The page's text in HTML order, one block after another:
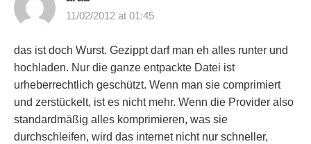
11/02/2012 at 01:45
das ist doch Wurst. Gezippt darf man eh alles runter und
hochladen. Nur die ganze entpackte Datei ist
urheberrechtlich geschützt. Wenn man sie comprimiert
und zerstückelt, ist es nicht mehr. Wenn die Provider also
standardmäßig alles komprimieren, was sie
durchschleifen, wird das internet nicht nur schneller,